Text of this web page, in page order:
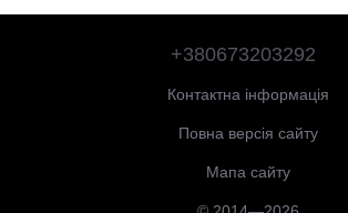
+380673203292
Контактна інформація
Повна версія сайту
Мапа сайту